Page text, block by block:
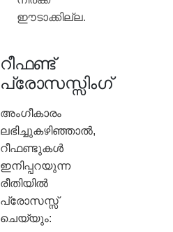
ഈടാക്കില്ല.
റീഫണ്ട്
പ്രോസസ്സിംഗ്
അംഗീകാരം
ലഭിച്ചുകഴിഞ്ഞാൽ,
റീഫണ്ടുകൾ
ഇനിപ്പറയുന്ന
രീതിയിൽ
പ്രോസസ്സ്
ചെയ്യും: